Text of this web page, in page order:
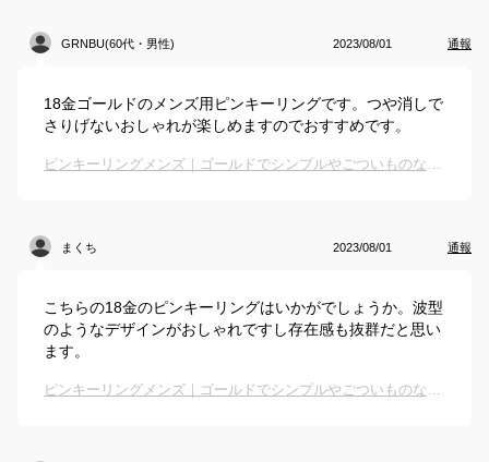
GRNBU(60代・男性) 2023/08/01 通報
18金ゴールドのメンズ用ピンキーリングです。つや消しで
さりげないおしゃれが楽しめますのでおすすめです。
ピンキーリングメンズ｜ゴールドでシンプルやごついものなど人気の指輪のおすすめは？
まくち 2023/08/01 通報
こちらの18金のピンキーリングはいかがでしょうか。波型
のようなデザインがおしゃれですし存在感も抜群だと思い
ます。
ピンキーリングメンズ｜ゴールドでシンプルやごついものなど人気の指輪のおすすめは？